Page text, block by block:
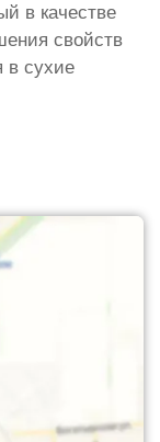
в качестве
свойств
в сухие